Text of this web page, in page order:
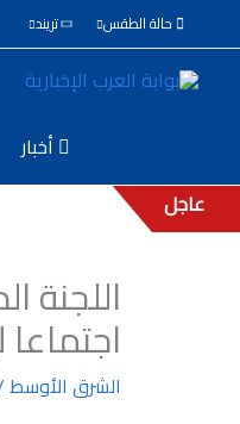
إلى
المحتوى
حالة الطقس تريند
أخبار
عاجل
اللجنة
الشرق الأوسط